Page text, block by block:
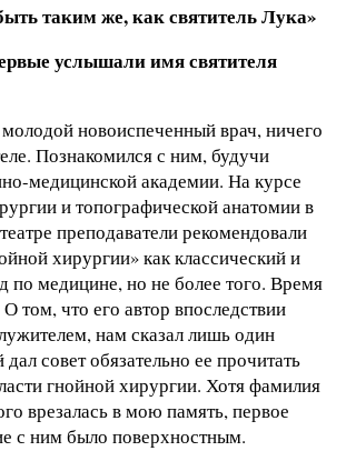
таким же, как святитель Лука»
услышали имя святителя
новоиспеченный врач, ничего
Познакомился с ним, будучи
медицинской академии. На курсе
и топографической анатомии в
преподаватели рекомендовали
хирургии» как классический и
по медицине, но не более того. Время
том, что его автор впоследствии
нам сказал лишь один
совет обязательно ее прочитать
гнойной хирургии. Хотя фамилия
врезалась в мою память, первое
с ним было поверхностным.